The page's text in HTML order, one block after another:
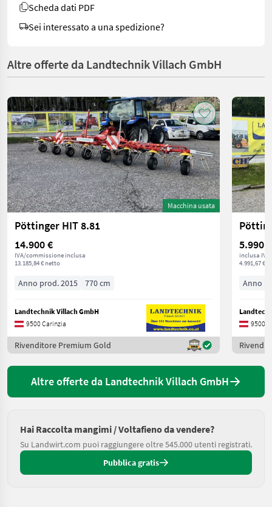
Scheda dati PDF
Sei interessato a una spedizione?
Altre offerte da Landtechnik Villach GmbH
Macchina usata
Pöttinger HIT 8.81
14.900 €
IVA/commissione inclusa
13.185,84 € netto
Anno prod. 2015 770 cm
Landtechnik Villach GmbH
9500 Carinzia
Rivenditore Premium Gold
5.990 €
inclusa IVA
4.991,67 €
Anno
9500
Altre offerte da Landtechnik Villach GmbH
Hai Raccolta mangimi / Voltafieno da vendere?
Su Landwirt.com puoi raggiungere oltre 545.000 utenti registrati.
Pubblica gratis